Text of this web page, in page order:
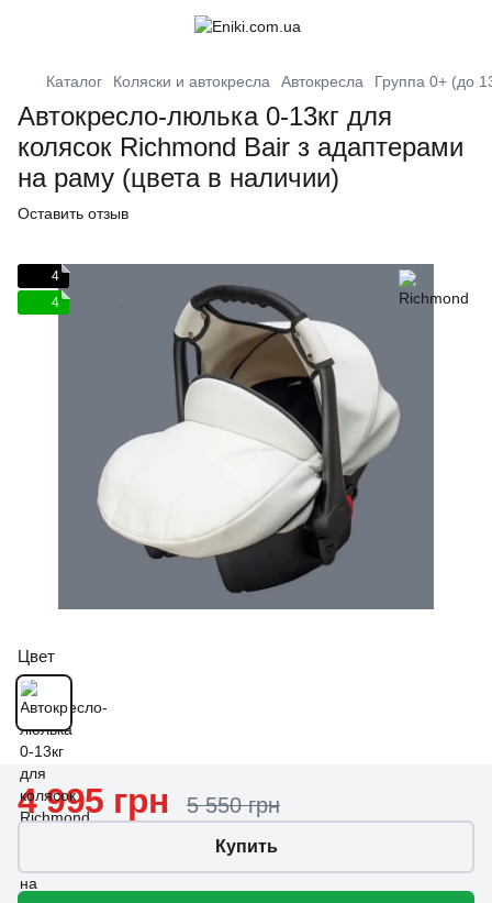
Каталог Коляски и автокресла Автокресла Группа 0+ (до
Автокресло-люлька 0-13кг для
колясок Richmond Bair з адаптерами
на раму (цвета в наличии)
Оставить отзыв
4
4
Цвет
4 995 грн 5 550 грн
Купить